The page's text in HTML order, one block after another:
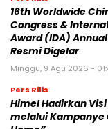
16th Worldwide
Congress &
Award (IDA)
Resmi Digelar
Minggu, 9 Agu 2026 -
Pers Rilis
Himel Hadirkan
melalui Kampanye